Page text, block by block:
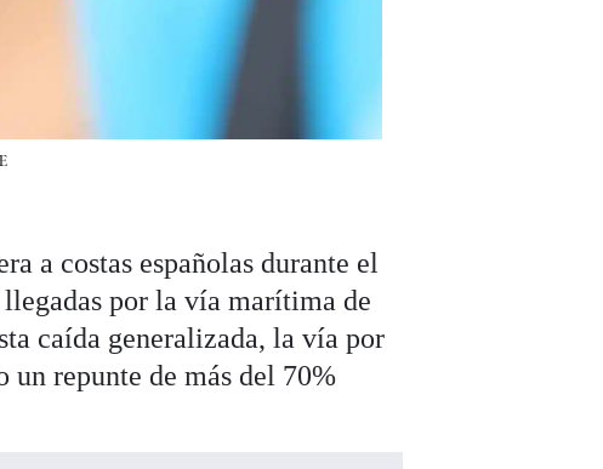
a costas españolas durante el
por la vía marítima de
caída generalizada, la vía por
un repunte de más del 70%